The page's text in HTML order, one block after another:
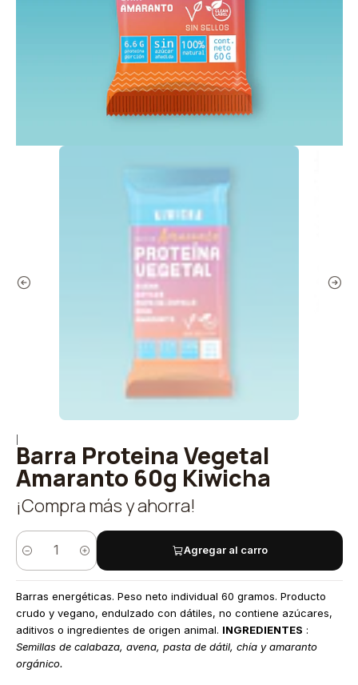
Barra Proteina Vegetal
Amaranto 60g Kiwicha
¡Compra más y ahorra!
Quantity
Agregar al carro
Barras energéticas. Peso neto individual 60 gramos. Producto
crudo y vegano, endulzado con dátiles, no contiene azúcares,
aditivos o ingredientes de origen animal. INGREDIENTES :
Semillas de calabaza, avena, pasta de dátil, chía y amaranto
orgánico.